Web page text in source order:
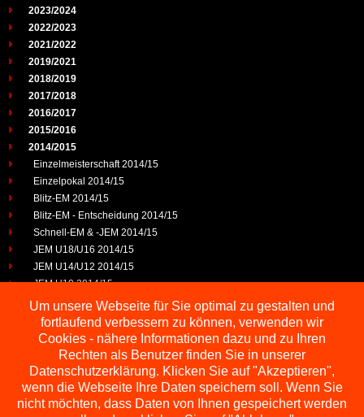
2023/2024
2022/2023
2021/2022
2019/2021
2018/2019
2017/2018
2016/2017
2015/2016
2014/2015
Einzelmeisterschaft 2014/15
Einzelpokal 2014/15
Blitz-EM 2014/15
Blitz-EM - Entscheidung 2014/15
Schnell-EM & -JEM 2014/15
JEM U18/U16 2014/15
JEM U14/U12 2014/15
JEM U10 2014/15
JEP U25 2014/15
2013/2014
2012/2013
2011/2012
2010/2011
2009/2010
Um unsere Webseite für Sie optimal zu gestalten und
fortlaufend verbessern zu können, verwenden wir
Cookies - nähere Informationen dazu und zu Ihren
Rechten als Benutzer finden Sie in unserer
Datenschutzerklärung. Klicken Sie auf "Akzeptieren",
wenn die Webseite Ihre Daten speichern soll. Wenn Sie
nicht möchten, dass Daten von Ihnen gespeichert werden